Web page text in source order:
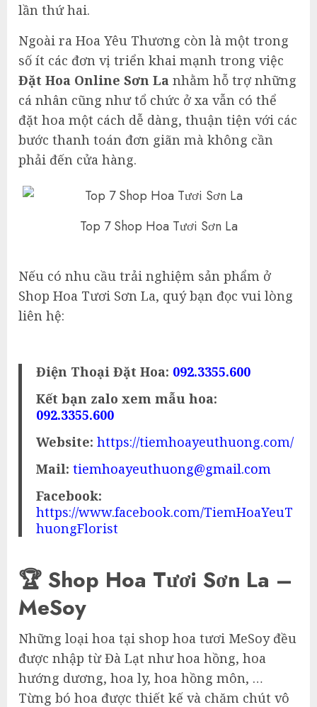
lần thứ hai.
Ngoài ra Hoa Yêu Thương còn là một trong
số ít các đơn vị triển khai mạnh trong việc
Đặt Hoa Online Sơn La nhằm hỗ trợ những
cá nhân cũng như tổ chức ở xa vẫn có thể
đặt hoa một cách dễ dàng, thuận tiện với các
bước thanh toán đơn giãn mà không cần
phải đến cửa hàng.
Top 7 Shop Hoa Tươi Sơn La
Nếu có nhu cầu trải nghiệm sản phẩm ở
Shop Hoa Tươi Sơn La, quý bạn đọc vui lòng
liên hệ:
Điện Thoại Đặt Hoa: 092.3355.600
Kết bạn zalo xem mẫu hoa:
092.3355.600
Website: https://tiemhoayeuthuong.com/
Mail: tiemhoayeuthuong@gmail.com
Facebook:
https://www.facebook.com/TiemHoaYeuT
huongFlorist
🏆 Shop Hoa Tươi Sơn La –
MeSoy
Những loại hoa tại shop hoa tươi MeSoy đều
được nhập từ Đà Lạt như hoa hồng, hoa
hướng dương, hoa ly, hoa hồng môn, …
Từng bó hoa được thiết kế và chăm chút vô